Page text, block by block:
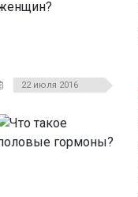
22 июля 2016